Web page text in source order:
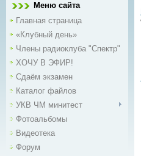
Меню сайта
Главная страница
«Клубный день»
Члены радиоклуба "Спектр"
ХОЧУ В ЭФИР!
Сдаём экзамен
Каталог файлов
УКВ ЧМ минитест
Фотоальбомы
Видеотека
Форум